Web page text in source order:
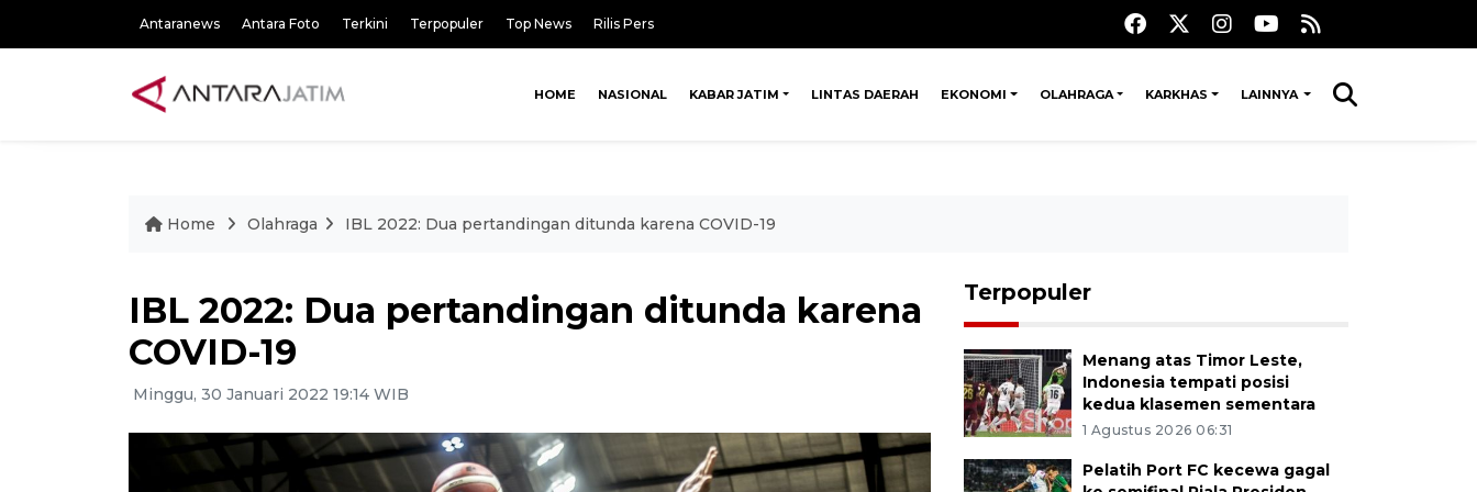
Antaranews Antara Foto Terkini Terpopuler Top News Rilis Pers
HOME NASIONAL KABAR JATIM LINTAS DAERAH EKONOMI OLAHRAGA KARKHAS LAINNYA
Home Olahraga IBL 2022: Dua pertandingan ditunda karena COVID-19
IBL 2022: Dua pertandingan ditunda karena
COVID-19
Minggu, 30 Januari 2022 19:14 WIB
Terpopuler
Menang atas Timor Leste,
Indonesia tempati posisi
kedua klasemen sementara
1 Agustus 2026 06:31
Pelatih Port FC kecewa gagal